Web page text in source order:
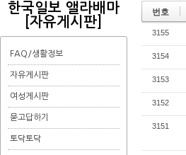
한국일보 앨라배마
[자유게시판]
FAQ/생활정보
자유게시판
여성게시판
묻고답하기
토닥토닥
번호
3155
3154
3153
3152
3151